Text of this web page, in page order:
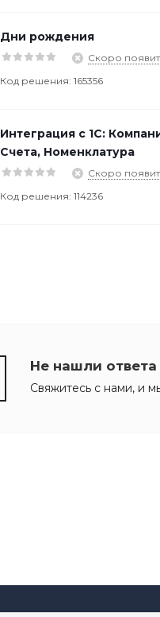
Дни рождения
Скоро
Код решения: 165356
Интеграция с 1С:
Счета, Номенклатура
Скоро
Код решения: 114236
Не нашли ответа
Свяжитесь с нами, и